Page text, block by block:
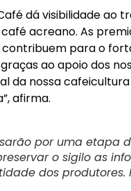
dá visibilidade ao
acreano. As
contribuem para o
ao apoio dos
da nossa
afirma.
por uma etapa
o sigilo as
dos produtores.